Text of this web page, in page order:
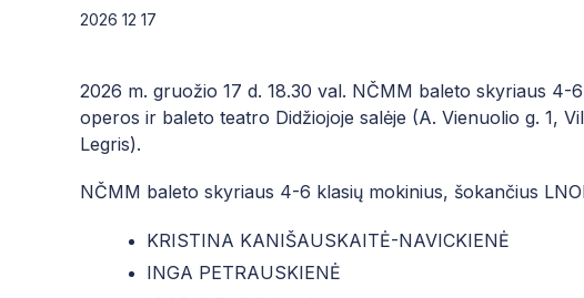
2026 12 17
2026 m. gruožio 17 d. 18.30 val. NČMM baleto skyriaus 4-
operos ir baleto teatro Didžiojoje salėje (A. Vienuolio g. 1,
Legris).
NČMM baleto skyriaus 4-6 klasių mokinius, šokančius
KRISTINA KANIŠAUSKAITĖ-NAVICKIENĖ
INGA PETRAUSKIENĖ